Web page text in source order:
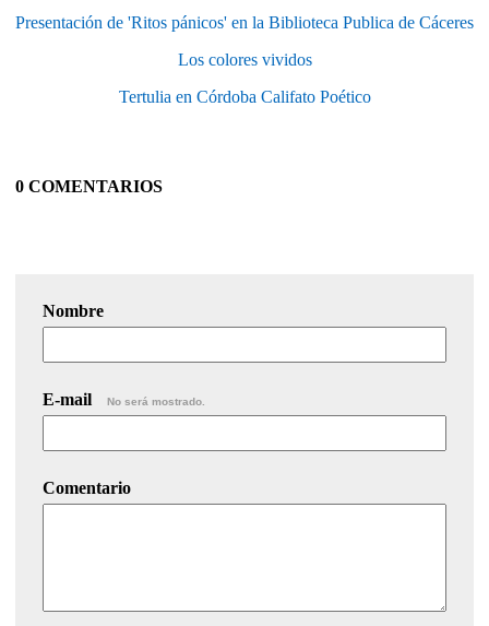
Presentación de 'Ritos pánicos' en la Biblioteca Publica de Cáceres
Los colores vividos
Tertulia en Córdoba Califato Poético
0 COMENTARIOS
Nombre
E-mail No será mostrado.
Comentario